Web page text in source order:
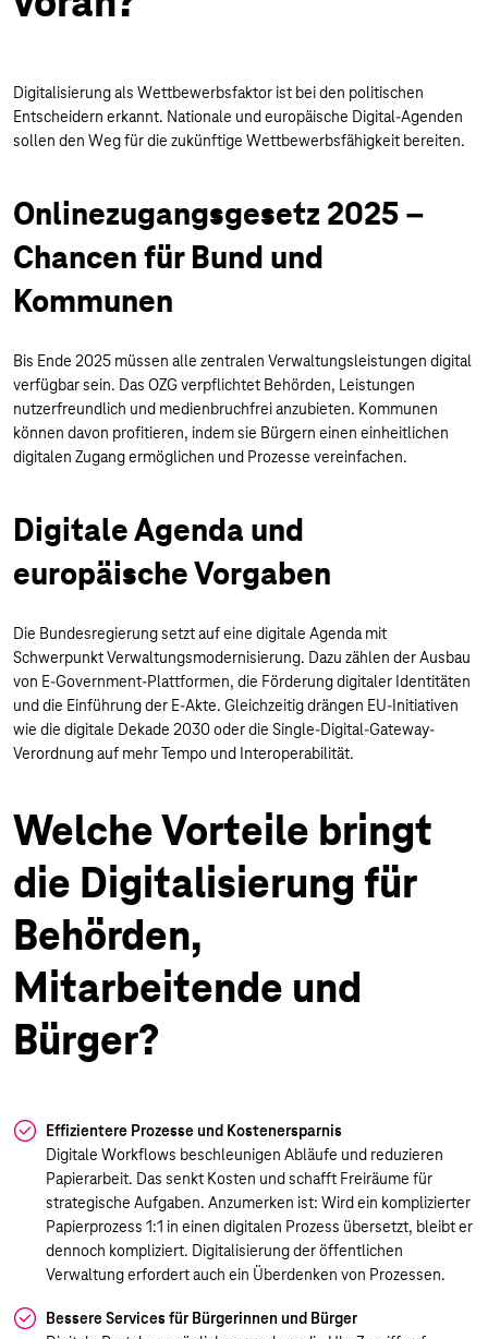
Digitalisierung als Wettbewerbsfaktor ist bei den politischen
Entscheidern erkannt. Nationale und europäische Digital-Agenden
sollen den Weg für die zukünftige Wettbewerbsfähigkeit bereiten.
Onlinezugangsgesetz 2025 –
Chancen für Bund und
Kommunen
Bis Ende 2025 müssen alle zentralen Verwaltungsleistungen digital
verfügbar sein. Das OZG verpflichtet Behörden, Leistungen
nutzerfreundlich und medienbruchfrei anzubieten. Kommunen
können davon profitieren, indem sie Bürgern einen einheitlichen
digitalen Zugang ermöglichen und Prozesse vereinfachen.
Digitale Agenda und
europäische Vorgaben
Die Bundesregierung setzt auf eine digitale Agenda mit
Schwerpunkt Verwaltungsmodernisierung. Dazu zählen der Ausbau
von E-Government-Plattformen, die Förderung digitaler Identitäten
und die Einführung der E-Akte. Gleichzeitig drängen EU-Initiativen
wie die digitale Dekade 2030 oder die Single-Digital-Gateway-
Verordnung auf mehr Tempo und Interoperabilität.
Welche Vorteile bringt
die Digitalisierung für
Behörden,
Mitarbeitende und
Bürger?
Effizientere Prozesse und Kostenersparnis
Digitale Workflows beschleunigen Abläufe und reduzieren
Papierarbeit. Das senkt Kosten und schafft Freiräume für
strategische Aufgaben. Anzumerken ist: Wird ein komplizierter
Papierprozess 1:1 in einen digitalen Prozess übersetzt, bleibt er
dennoch kompliziert. Digitalisierung der öffentlichen
Verwaltung erfordert auch ein Überdenken von Prozessen.
Bessere Services für Bürgerinnen und Bürger